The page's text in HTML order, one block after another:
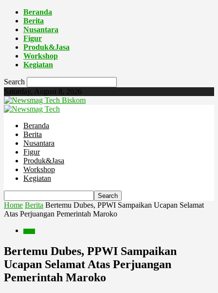
Beranda
Berita
Nusantara
Figur
Produk&Jasa
Workshop
Kegiatan
Search
Saturday, August 8, 2026
Biskom
Beranda
Berita
Nusantara
Figur
Produk&Jasa
Workshop
Kegiatan
Home Berita Bertemu Dubes, PPWI Sampaikan Ucapan Selamat
Atas Perjuangan Pemerintah Maroko
Bertemu Dubes, PPWI Sampaikan
Ucapan Selamat Atas Perjuangan
Pemerintah Maroko